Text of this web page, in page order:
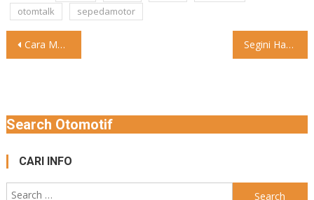
otomtalk
sepedamotor
Post
Cara Membuat SIM C Online 2023 Kamu mau membuat Surat Segini Harga BBM di China, Murah Mana sama di Indonesia?
Search Otomotif
CARI INFO
Search